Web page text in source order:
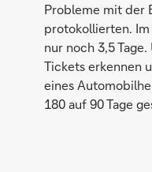
Probleme mit der
protokollierten. Im
nur noch 3,5
Tickets erkennen
eines
180 auf 90 Tage